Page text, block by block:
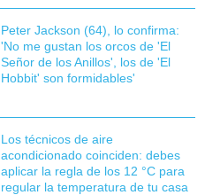
Peter Jackson (64), lo confirma:
'No me gustan los orcos de 'El
Señor de los Anillos', los de 'El
Hobbit' son formidables'
Los técnicos de aire
acondicionado coinciden: debes
aplicar la regla de los 12 °C para
regular la temperatura de tu casa